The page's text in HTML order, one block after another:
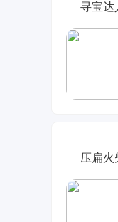
寻宝达
压扁火